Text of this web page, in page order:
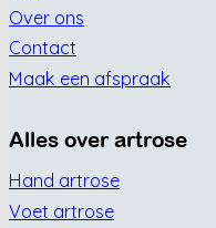
Over ons
Contact
Maak een afspraak
Alles over artrose
Hand artrose
Voet artrose